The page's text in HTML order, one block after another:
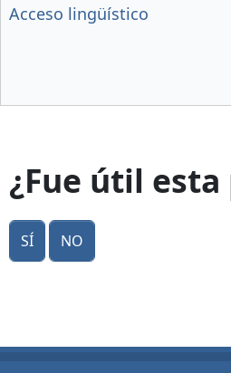
Acceso lingüístico
¿Fue útil esta
Sí No